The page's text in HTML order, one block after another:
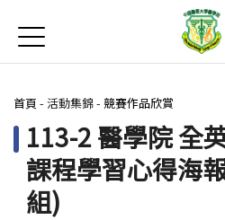
首頁
最新消息
Open submenu (EMI課
EMI課程簡介
Open submenu (活動集錦)
活動集錦
Jump to
Jump to Main
您在這裡
首頁 - 活動集錦- 競賽作品欣賞
113-2 醫學院 全
課程學習心得海
組)